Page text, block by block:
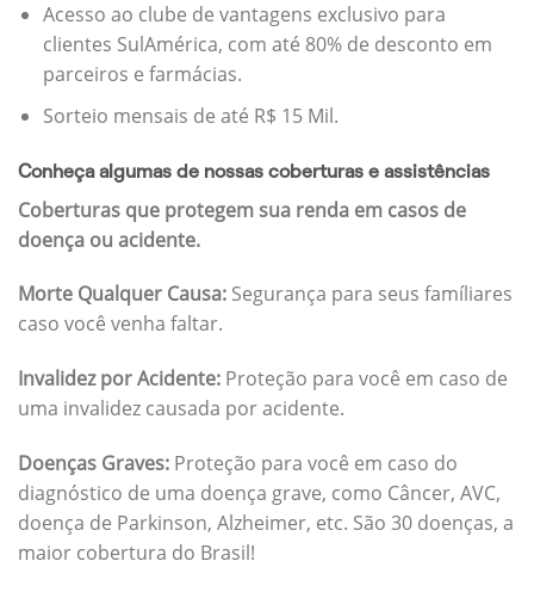
Acesso ao clube de vantagens exclusivo para
clientes SulAmérica, com até 80% de desconto em
parceiros e farmácias.
Sorteio mensais de até R$ 15 Mil.
Conheça algumas de nossas coberturas e assistências
Coberturas que protegem sua renda em casos de
doença ou acidente.
Morte Qualquer Causa: Segurança para seus famíliares
caso você venha faltar.
Invalidez por Acidente: Proteção para você em caso de
uma invalidez causada por acidente.
Doenças Graves: Proteção para você em caso do
diagnóstico de uma doença grave, como Câncer, AVC,
doença de Parkinson, Alzheimer, etc. São 30 doenças, a
maior cobertura do Brasil!